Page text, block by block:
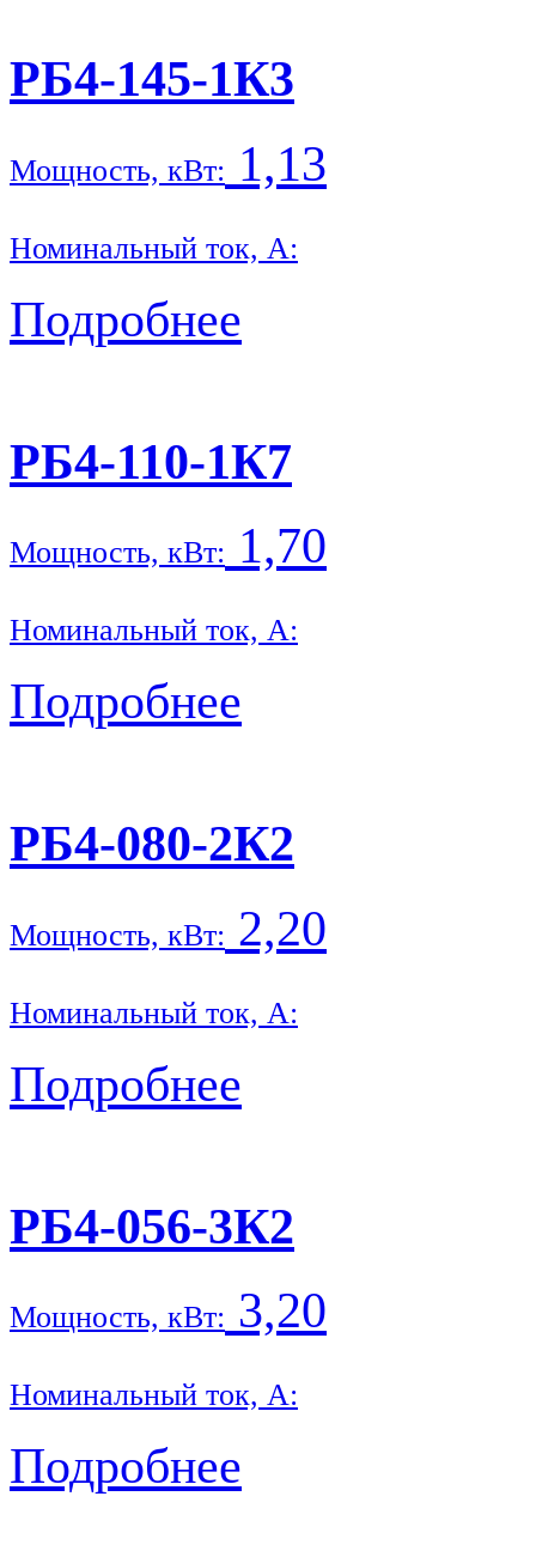
РБ4-145-1К3
Мощность, кВт: 1,13
Номинальный ток, А:
Подробнее
РБ4-110-1К7
Мощность, кВт: 1,70
Номинальный ток, А:
Подробнее
РБ4-080-2К2
Мощность, кВт: 2,20
Номинальный ток, А:
Подробнее
РБ4-056-3К2
Мощность, кВт: 3,20
Номинальный ток, А:
Подробнее